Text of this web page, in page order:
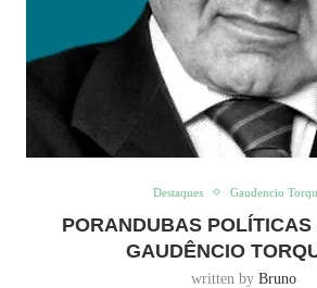
Destaques Gaudencio
PORANDUBAS POLÍTICAS
GAUDÊNCIO
written by Bruno